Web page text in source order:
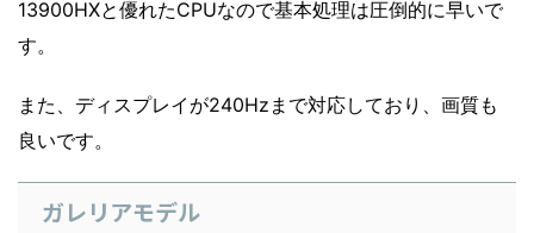
13900HXと優れたCPUなので基本処理は圧倒的に早いで
す。
また、ディスプレイが240Hzまで対応しており、画質も
良いです。
ガレリアモデル